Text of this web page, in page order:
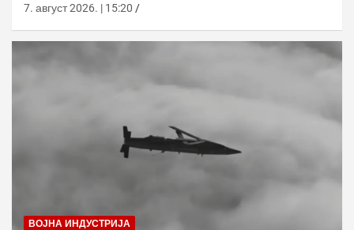
7. август 2026. | 15:20
ВОЈНА ИНДУСТРИЈА